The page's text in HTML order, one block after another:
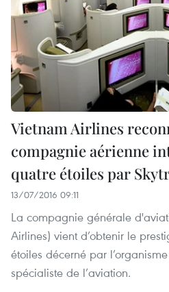
Vietnam Airlines
compagnie aérienne
quatre étoiles par
13/07/2016 09:11
La compagnie générale
Airlines) vient d’obtenir le
étoiles décerné par
spécialiste de l’aviation.